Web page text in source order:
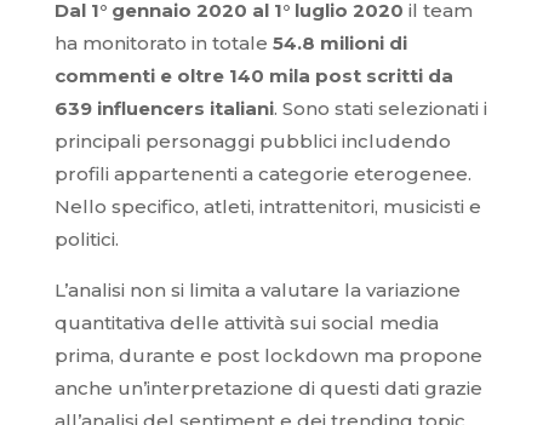
Dal 1° gennaio 2020 al 1° luglio 2020 il team
ha monitorato in totale 54.8 milioni di
commenti e oltre 140 mila post scritti da
639 influencers italiani. Sono stati selezionati i
principali personaggi pubblici includendo
profili appartenenti a categorie eterogenee.
Nello specifico, atleti, intrattenitori, musicisti e
politici.
L’analisi non si limita a valutare la variazione
quantitativa delle attività sui social media
prima, durante e post lockdown ma propone
anche un’interpretazione di questi dati grazie